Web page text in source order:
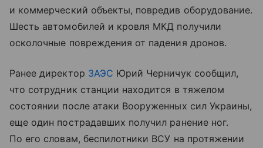
и коммерческий объекты, повредив оборудование.
Шесть автомобилей и кровля МКД получили
осколочные повреждения от падения дронов.
Ранее директор ЗАЭС Юрий Черничук сообщил,
что сотрудник станции находится в тяжелом
состоянии после атаки Вооруженных сил Украины,
еще один пострадавших получил ранение ног.
По его словам, беспилотники ВСУ на протяжении